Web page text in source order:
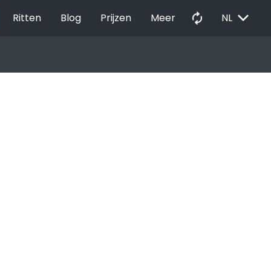
Ritten Blog Prijzen Meer autorenew NL EXPAND_MORE